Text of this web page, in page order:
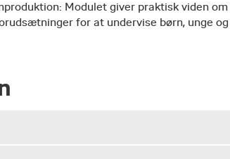
Modulet giver praktisk viden
for at undervise børn, unge